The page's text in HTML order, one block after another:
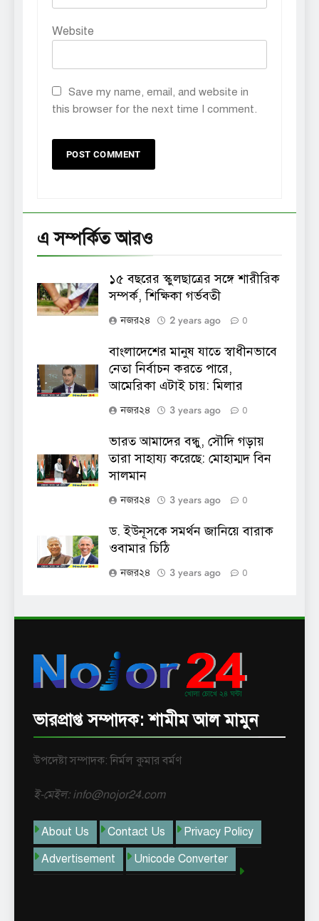
Website
Save my name, email, and website in
this browser for the next time I comment.
এ সম্পর্কিত আরও
১৫ বছরের স্কুলছাত্রের সঙ্গে শারীরিক
সম্পর্ক, শিক্ষিকা গর্ভবতী
নজর২৪ 2 years ago 0
বাংলাদেশের মানুষ যাতে স্বাধীনভাবে
নেতা নির্বাচন করতে পারে,
আমেরিকা এটাই চায়: মিলার
নজর২৪ 3 years ago 0
ভারত আমাদের বন্ধু, সৌদি গড়ায়
তারা সাহায্য করেছে: মোহাম্মদ বিন
সালমান
নজর২৪ 3 years ago 0
ড. ইউনূসকে সমর্থন জানিয়ে বারাক
ওবামার চিঠি
নজর২৪ 3 years ago 0
ভারপ্রাপ্ত সম্পাদক: শামীম আল মামুন
উপদেষ্টা সম্পাদক: নির্মল কুমার বর্মণ
ই-মেইল: info@nojor24.com
About Us Contact Us
Privacy Policy
Advertisement
Unicode Converter